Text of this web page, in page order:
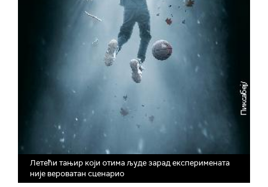
Летећи тањир који отима људе зарад експеримената
није вероватан сценарио